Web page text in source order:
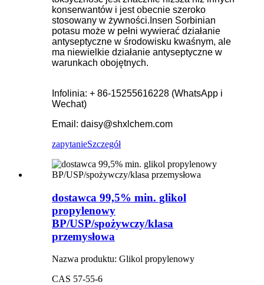
konserwantów i jest obecnie szeroko
stosowany w żywności.Insen Sorbinian
potasu może w pełni wywierać działanie
antyseptyczne w środowisku kwaśnym, ale
ma niewielkie działanie antyseptyczne w
warunkach obojętnych.
Infolinia: + 86-15255616228 (WhatsApp i
Wechat)
Email: daisy@shxlchem.com
zapytanieSzczegół
dostawca 99,5% min. glikol
propylenowy
BP/USP/spożywczy/klasa
przemysłowa
Nazwa produktu: Glikol propylenowy
CAS 57-55-6